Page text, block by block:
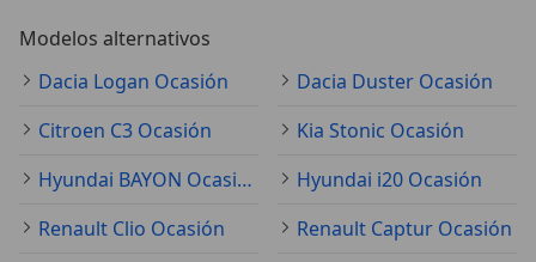
Modelos alternativos
Dacia Logan Ocasión
Dacia Duster Ocasión
Citroen C3 Ocasión
Kia Stonic Ocasión
Hyundai BAYON Ocasión
Hyundai i20 Ocasión
Renault Clio Ocasión
Renault Captur Ocasión